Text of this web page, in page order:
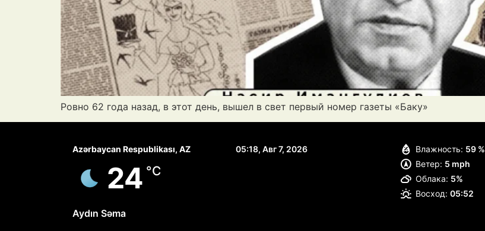
Ровно 62 года назад, в этот день, вышел в свет первый номер газеты «Баку»
Azərbaycan Respublikası, AZ 05:18, Авг 7, 2026
24 °C
Aydın Səma
Влажность: 59 %
Ветер: 5 mph
Облака: 5%
Восход: 05:52